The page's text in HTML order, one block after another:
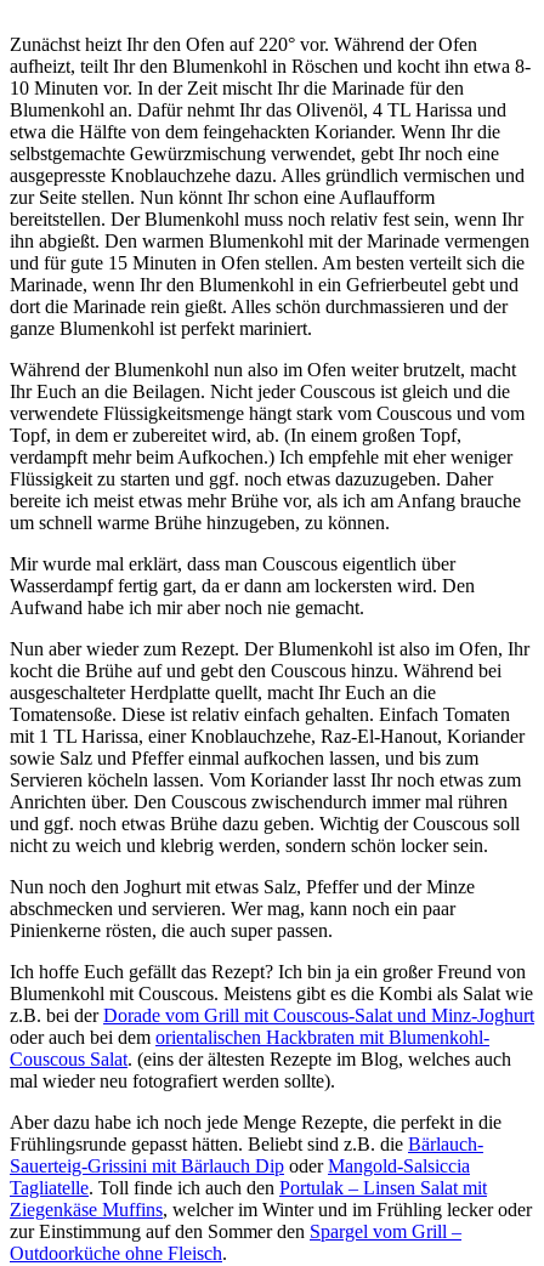
Zunächst heizt Ihr den Ofen auf 220° vor. Während der Ofen
aufheizt, teilt Ihr den Blumenkohl in Röschen und kocht ihn etwa 8-
10 Minuten vor. In der Zeit mischt Ihr die Marinade für den
Blumenkohl an. Dafür nehmt Ihr das Olivenöl, 4 TL Harissa und
etwa die Hälfte von dem feingehackten Koriander. Wenn Ihr die
selbstgemachte Gewürzmischung verwendet, gebt Ihr noch eine
ausgepresste Knoblauchzehe dazu. Alles gründlich vermischen und
zur Seite stellen. Nun könnt Ihr schon eine Auflaufform
bereitstellen. Der Blumenkohl muss noch relativ fest sein, wenn Ihr
ihn abgießt. Den warmen Blumenkohl mit der Marinade vermengen
und für gute 15 Minuten in Ofen stellen. Am besten verteilt sich die
Marinade, wenn Ihr den Blumenkohl in ein Gefrierbeutel gebt und
dort die Marinade rein gießt. Alles schön durchmassieren und der
ganze Blumenkohl ist perfekt mariniert.
Während der Blumenkohl nun also im Ofen weiter brutzelt, macht
Ihr Euch an die Beilagen. Nicht jeder Couscous ist gleich und die
verwendete Flüssigkeitsmenge hängt stark vom Couscous und vom
Topf, in dem er zubereitet wird, ab. (In einem großen Topf,
verdampft mehr beim Aufkochen.) Ich empfehle mit eher weniger
Flüssigkeit zu starten und ggf. noch etwas dazuzugeben. Daher
bereite ich meist etwas mehr Brühe vor, als ich am Anfang brauche
um schnell warme Brühe hinzugeben, zu können.
Mir wurde mal erklärt, dass man Couscous eigentlich über
Wasserdampf fertig gart, da er dann am lockersten wird. Den
Aufwand habe ich mir aber noch nie gemacht.
Nun aber wieder zum Rezept. Der Blumenkohl ist also im Ofen, Ihr
kocht die Brühe auf und gebt den Couscous hinzu. Während bei
ausgeschalteter Herdplatte quellt, macht Ihr Euch an die
Tomatensoße. Diese ist relativ einfach gehalten. Einfach Tomaten
mit 1 TL Harissa, einer Knoblauchzehe, Raz-El-Hanout, Koriander
sowie Salz und Pfeffer einmal aufkochen lassen, und bis zum
Servieren köcheln lassen. Vom Koriander lasst Ihr noch etwas zum
Anrichten über. Den Couscous zwischendurch immer mal rühren
und ggf. noch etwas Brühe dazu geben. Wichtig der Couscous soll
nicht zu weich und klebrig werden, sondern schön locker sein.
Nun noch den Joghurt mit etwas Salz, Pfeffer und der Minze
abschmecken und servieren. Wer mag, kann noch ein paar
Pinienkerne rösten, die auch super passen.
Ich hoffe Euch gefällt das Rezept? Ich bin ja ein großer Freund von
Blumenkohl mit Couscous. Meistens gibt es die Kombi als Salat wie
z.B. bei derDorade vom Grill mit Couscous-Salat und Minz-Joghurt
oder auch bei dem orientalischen Hackbraten mit Blumenkohl-
Couscous Salat. (eins der ältesten Rezepte im Blog, welches auch
mal wieder neu fotografiert werden sollte).
Aber dazu habe ich noch jede Menge Rezepte, die perfekt in die
Frühlingsrunde gepasst hätten. Beliebt sind z.B. die Bärlauch-
Sauerteig-Grissini mit Bärlauch Dip oderMangold-Salsiccia
Tagliatelle. Toll finde ich auch den Portulak – Linsen Salat mit
Ziegenkäse Muffins, welcher im Winter und im Frühling lecker oder
zur Einstimmung auf den Sommer den Spargel vom Grill –
Outdoorküche ohne Fleisch.